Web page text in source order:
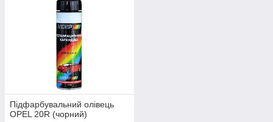
Підфарбувальний олівець
OPEL 20R (чорний)